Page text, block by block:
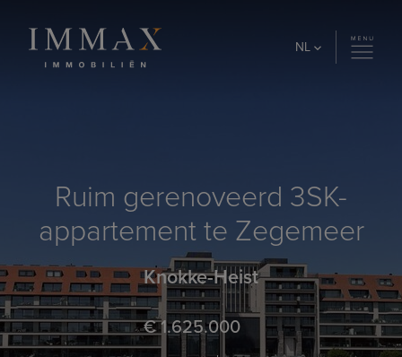
NL
Ruim gerenoveerd 3SK-
appartement te Zegemeer
Knokke-Heist
€ 1.625.000